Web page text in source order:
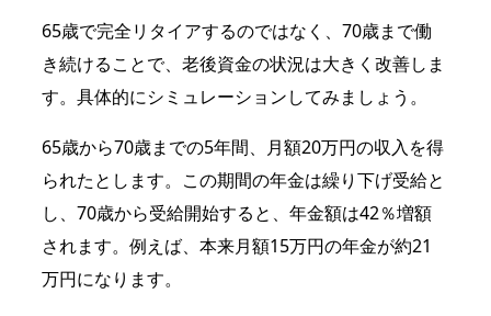
65歳で完全リタイアするのではなく、70歳まで働
き続けることで、老後資金の状況は大きく改善しま
す。具体的にシミュレーションしてみましょう。
65歳から70歳までの5年間、月額20万円の収入を得
られたとします。この期間の年金は繰り下げ受給と
し、70歳から受給開始すると、年金額は42％増額
されます。例えば、本来月額15万円の年金が約21
万円になります。